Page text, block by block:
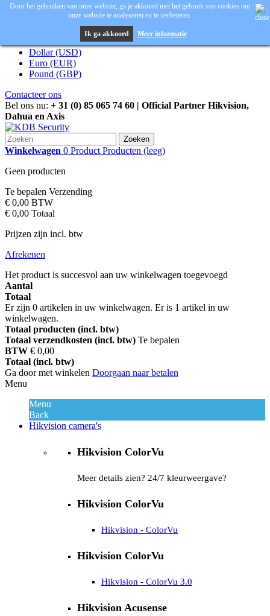
Dollar (USD)
Euro (EUR)
Pound (GBP)
Contacteer ons
Bel ons nu: + 31 (0) 85 065 74 60 | Official Partner Hikvision,
Dahua en Axis
Zoeken
Winkelwagen 0 Product Producten (leeg)
Geen producten
Te bepalen Verzending
€ 0,00 BTW
€ 0,00 Totaal
Prijzen zijn incl. btw
Afrekenen
Het product is succesvol aan uw winkelwagen toegevoegd
Aantal
Totaal
Er zijn 0 artikelen in uw winkelwagen. Er is 1 artikel in uw
winkelwagen.
Totaal producten (incl. btw)
Totaal verzendkosten (incl. btw) Te bepalen
BTW € 0,00
Totaal (incl. btw)
Ga door met winkelen Doorgaan naar betalen
Door het gebruiken van onze website, ga je akkoord met het gebruik van cookies om
onze website te analyseren en te verbeteren.
Ik ga akkoord Meer informatie
Menu
Menu
Back
Hikvision camera's
Hikvision ColorVu
Meer details zien? 24/7 kleurweergave?
Hikvision ColorVu
Hikvision - ColorVu
Hikvision ColorVu
Hikvision - ColorVu 3.0
Hikvision Acusense